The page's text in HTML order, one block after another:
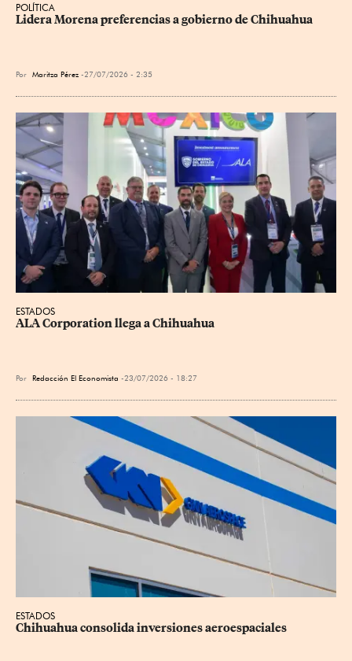
POLÍTICA
Lidera Morena preferencias a gobierno de Chihuahua
Por Maritza Pérez 27/07/2026 - 2:35
ESTADOS
ALA Corporation llega a Chihuahua
Por Redacción El Economista 23/07/2026 - 18:27
ESTADOS
Chihuahua consolida inversiones aeroespaciales